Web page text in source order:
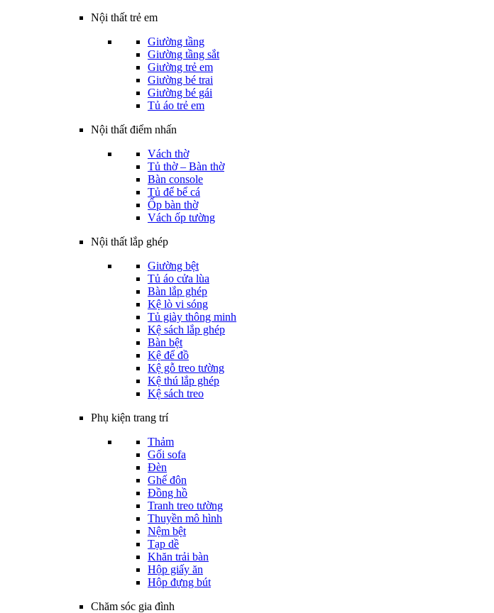
Nội thất trẻ em
Giường tầng
Giường tầng sắt
Giường trẻ em
Giường bé trai
Giường bé gái
Tủ áo trẻ em
Nội thất điểm nhấn
Vách thờ
Tủ thờ – Bàn thờ
Bàn console
Tủ để bể cá
Ốp bàn thờ
Vách ốp tường
Nội thất lắp ghép
Giường bệt
Tủ áo cửa lùa
Bàn lắp ghép
Kệ lò vi sóng
Tủ giày thông minh
Kệ sách lắp ghép
Bàn bệt
Kệ để đồ
Kệ gỗ treo tường
Kệ thú lắp ghép
Kệ sách treo
Phụ kiện trang trí
Thảm
Gối sofa
Đèn
Ghế đôn
Đồng hồ
Tranh treo tường
Thuyền mô hình
Nệm bệt
Tạp dề
Khăn trải bàn
Hộp giấy ăn
Hộp đựng bút
Chăm sóc gia đình